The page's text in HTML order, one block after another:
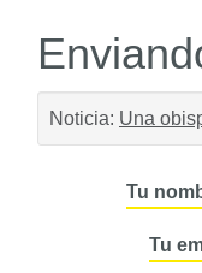
Noticia: Una
Tu
Tu